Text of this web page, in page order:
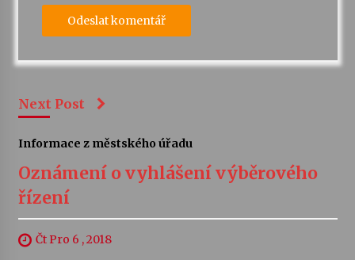
Next Post
Informace z městského úřadu
Oznámení o vyhlášení výběrového
řízení
Čt Pro 6 , 2018